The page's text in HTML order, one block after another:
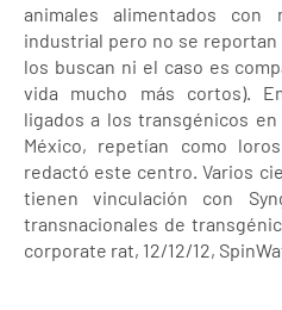
animales alimentados con
industrial pero no se
los buscan ni el caso es
vida mucho más cortos).
ligados a los transgénicos
México, repetían como
redactó este centro. Varios
tienen vinculación con
transnacionales de
corporate rat, 12/12/12,